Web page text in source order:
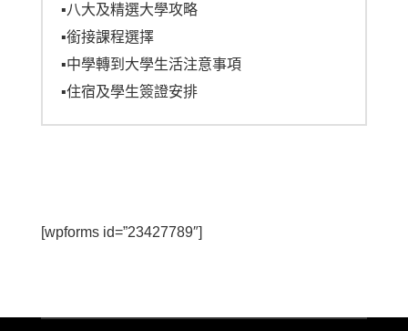
▪︎八大及精選大學攻略
▪︎銜接課程選擇
▪︎中學轉到大學生活注意事項
▪︎住宿及學生簽證安排
[wpforms id=”23427789″]